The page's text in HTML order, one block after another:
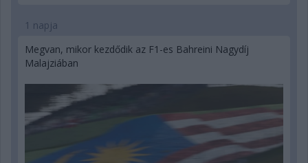
1 napja
Megvan, mikor kezdődik az F1-es Bahreini Nagydíj
Malajziában